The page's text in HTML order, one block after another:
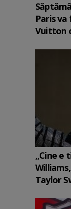
Paris va
Vuitton
„Cine e
Taylor